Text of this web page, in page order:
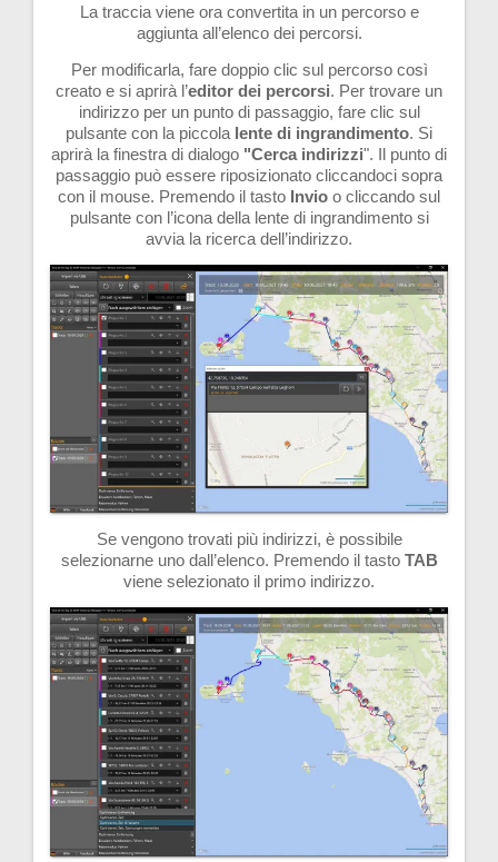
La traccia viene ora convertita in un percorso e
aggiunta all’elenco dei percorsi.
Per modificarla, fare doppio clic sul percorso così
creato e si aprirà l’editor dei percorsi. Per trovare un
indirizzo per un punto di passaggio, fare clic sul
pulsante con la piccola lente di ingrandimento. Si
aprirà la finestra di dialogo "Cerca indirizzi". Il punto di
passaggio può essere riposizionato cliccandoci sopra
con il mouse. Premendo il tasto Invio o cliccando sul
pulsante con l’icona della lente di ingrandimento si
avvia la ricerca dell’indirizzo.
Se vengono trovati più indirizzi, è possibile
selezionarne uno dall’elenco. Premendo il tasto TAB
viene selezionato il primo indirizzo.